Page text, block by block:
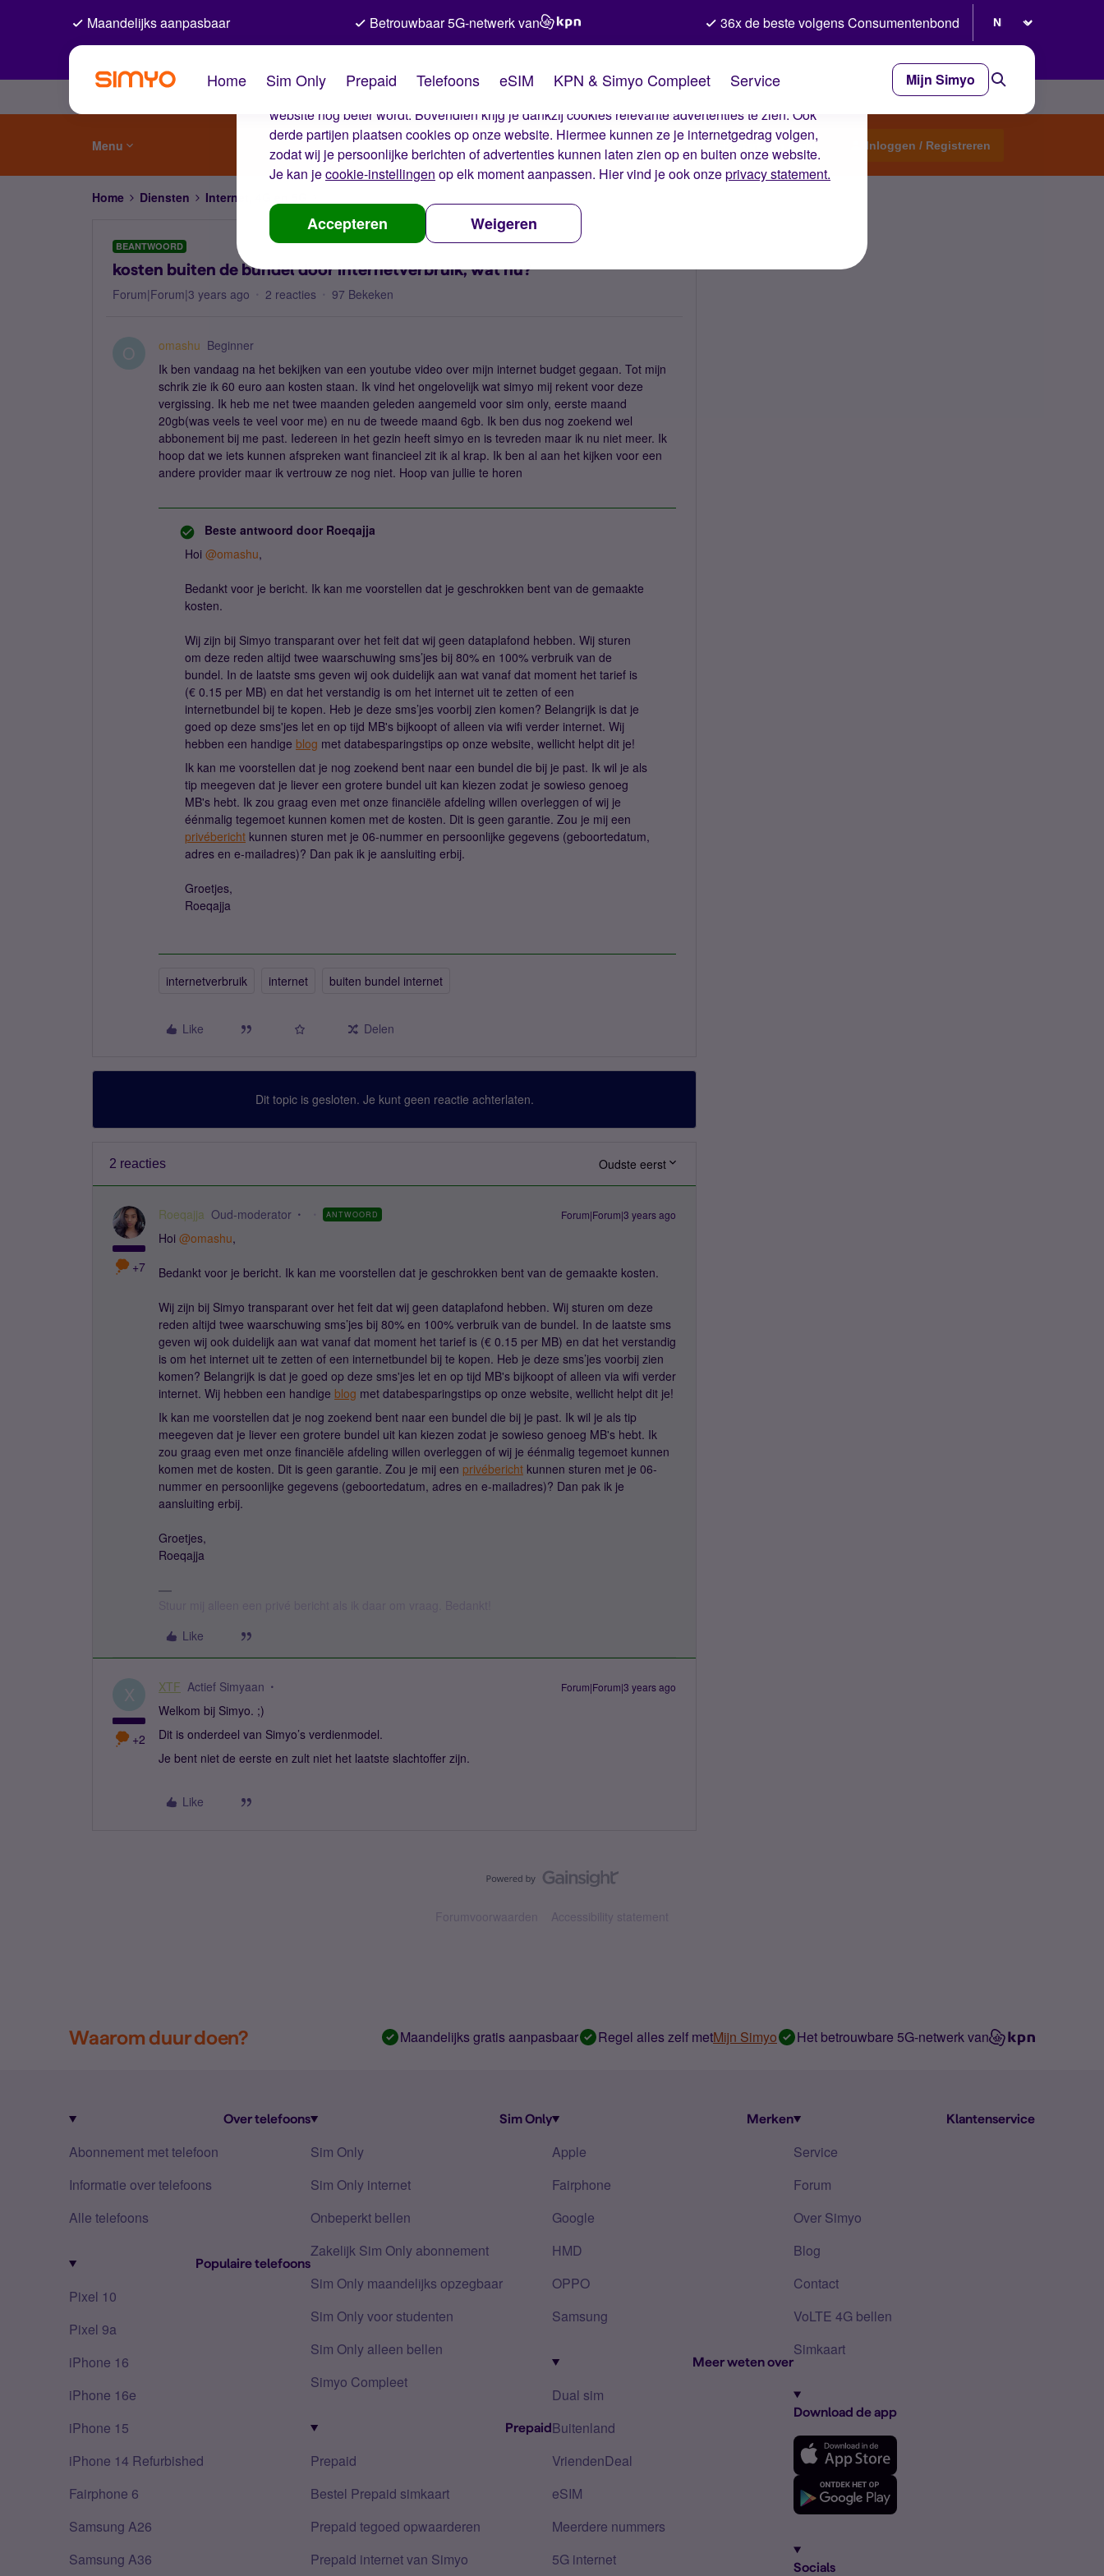
De cookies van Simyo
Wij gebruiken cookies op onze website. Met deze cookies zorgen wij ervoor dat je ervaring op de
website nog beter wordt. Bovendien krijg je dankzij cookies relevante advertenties te zien. Ook
derde partijen plaatsen cookies op onze website. Hiermee kunnen ze je internetgedrag volgen,
zodat wij je persoonlijke berichten of advertenties kunnen laten zien op en buiten onze website.
Je kan jecookie-instellingen op elk moment aanpassen. Hier vind je ook onzeprivacy statement.
Accepteren Weigeren
Maandelijks aanpasbaar Betrouwbaar 5G-netwerk van 36x de beste volgens Consumentenbond
Home Sim Only Prepaid Telefoons eSIM KPN & Simyo Compleet Service Mijn Simyo
Menu Start een topic Inloggen / Registreren
Home Diensten Internet, 4G en 5G
BEANTWOORD
kosten buiten de bundel door internetverbruik, wat nu?
Forum|Forum|3 years ago 2 reacties 97 Bekeken
O omashu Beginner
Ik ben vandaag na het bekijken van een youtube video over mijn internet budget gegaan. Tot mijn
schrik zie ik 60 euro aan kosten staan. Ik vind het ongelovelijk wat simyo mij rekent voor deze
vergissing. Ik heb me net twee maanden geleden aangemeld voor sim only, eerste maand
20gb(was veels te veel voor me) en nu de tweede maand 6gb. Ik ben dus nog zoekend wel
abbonement bij me past. Iedereen in het gezin heeft simyo en is tevreden maar ik nu niet meer. Ik
hoop dat we iets kunnen afspreken want financieel zit ik al krap. Ik ben al aan het kijken voor een
andere provider maar ik vertrouw ze nog niet. Hoop van jullie te horen
Beste antwoord door Roeqajja
Hoi @omashu,
Bedankt voor je bericht. Ik kan me voorstellen dat je geschrokken bent van de gemaakte
kosten.
Wij zijn bij Simyo transparant over het feit dat wij geen dataplafond hebben. Wij sturen
om deze reden altijd twee waarschuwing sms’jes bij 80% en 100% verbruik van de
bundel. In de laatste sms geven wij ook duidelijk aan wat vanaf dat moment het tarief is
(€ 0.15 per MB) en dat het verstandig is om het internet uit te zetten of een
internetbundel bij te kopen. Heb je deze sms’jes voorbij zien komen? Belangrijk is dat je
goed op deze sms'jes let en op tijd MB's bijkoopt of alleen via wifi verder internet. Wij
hebben een handige blog met databesparingstips op onze website, wellicht helpt dit je!
Ik kan me voorstellen dat je nog zoekend bent naar een bundel die bij je past. Ik wil je als
tip meegeven dat je liever een grotere bundel uit kan kiezen zodat je sowieso genoeg
MB's hebt. Ik zou graag even met onze financiële afdeling willen overleggen of wij je
éénmalig tegemoet kunnen komen met de kosten. Dit is geen garantie. Zou je mij een
privébericht kunnen sturen met je 06-nummer en persoonlijke gegevens (geboortedatum,
adres en e-mailadres)? Dan pak ik je aansluiting erbij.
Groetjes,
Roeqajja
internetverbruik internet buiten bundel internet
Like Delen
Dit topic is gesloten. Je kunt geen reactie achterlaten.
2 reacties Oudste eerst
+7
Roeqajja Oud-moderator ANTWOORD Forum|Forum|3 years ago
Hoi @omashu,
Bedankt voor je bericht. Ik kan me voorstellen dat je geschrokken bent van de gemaakte kosten.
Wij zijn bij Simyo transparant over het feit dat wij geen dataplafond hebben. Wij sturen om deze
reden altijd twee waarschuwing sms’jes bij 80% en 100% verbruik van de bundel. In de laatste sms
geven wij ook duidelijk aan wat vanaf dat moment het tarief is (€ 0.15 per MB) en dat het verstandig
is om het internet uit te zetten of een internetbundel bij te kopen. Heb je deze sms’jes voorbij zien
komen? Belangrijk is dat je goed op deze sms'jes let en op tijd MB's bijkoopt of alleen via wifi verder
internet. Wij hebben een handige blog met databesparingstips op onze website, wellicht helpt dit je!
Ik kan me voorstellen dat je nog zoekend bent naar een bundel die bij je past. Ik wil je als tip
meegeven dat je liever een grotere bundel uit kan kiezen zodat je sowieso genoeg MB's hebt. Ik
zou graag even met onze financiële afdeling willen overleggen of wij je éénmalig tegemoet kunnen
komen met de kosten. Dit is geen garantie. Zou je mij een privébericht kunnen sturen met je 06-
nummer en persoonlijke gegevens (geboortedatum, adres en e-mailadres)? Dan pak ik je
aansluiting erbij.
Groetjes,
Roeqajja
Like
X
+2
XTF Actief Simyaan Forum|Forum|3 years ago
Welkom bij Simyo. ;)
Dit is onderdeel van Simyo’s verdienmodel.
Je bent niet de eerste en zult niet het laatste slachtoffer zijn.
Like
Forumvoorwaarden Accessibility statement
Waarom duur doen? Maandelijks gratis aanpasbaar Regel alles zelf metMijn Simyo Het betrouwbare 5G-netwerk van
Over telefoons
Abonnement met telefoon
Informatie over telefoons
Alle telefoons
Populaire telefoons
Pixel 10
Pixel 9a
iPhone 16
iPhone 16e
iPhone 15
iPhone 14 Refurbished
Fairphone 6
Samsung A26
Samsung A36
Sim Only
Sim Only
Sim Only internet
Onbeperkt bellen
Zakelijk Sim Only abonnement
Sim Only maandelijks opzegbaar
Sim Only voor studenten
Sim Only alleen bellen
Simyo Compleet
Prepaid
Prepaid
Bestel Prepaid simkaart
Prepaid tegoed opwaarderen
Prepaid internet van Simyo
Merken
Apple
Fairphone
Google
HMD
OPPO
Samsung
Meer weten over
Dual sim
Buitenland
VriendenDeal
eSIM
Meerdere nummers
5G internet
Klantenservice
Service
Forum
Over Simyo
Blog
Contact
VoLTE 4G bellen
Simkaart
Download de app
Socials